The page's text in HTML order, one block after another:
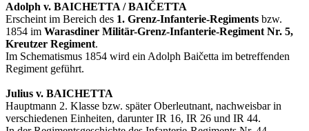
Adolph v. BAICHETTA / BAIČETTA
Erscheint im Bereich des 1. Grenz-Infanterie-Regiments bzw.
1854 im Warasdiner Militär-Grenz-Infanterie-Regiment Nr. 5,
Kreutzer Regiment.
Im Schematismus 1854 wird ein Adolph Baičetta im betreffenden
Regiment geführt.
Julius v. BAICHETTA
Hauptmann 2. Klasse bzw. später Oberleutnant, nachweisbar in
verschiedenen Einheiten, darunter IR 16, IR 26 und IR 44.